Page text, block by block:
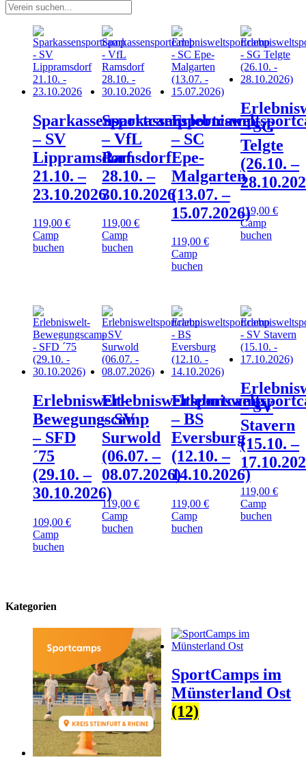
Sparkassensportcamp
– SV
Lippramsdorf
21.10. –
23.10.2026
119,00 €
Camp
buchen
Sparkassensportcamp
– VfL
Ramsdorf
28.10. –
30.10.2026
119,00€
Camp
buchen
– SC
Epe-
Malgarten
(13.07. –
15.07.2026)
119,00 €
Camp
buchen
– SG
Telgte
(26.10. –
119,00 €
Camp
buchen
Erlebniswelt-
Bewegungscamp
– SFD
´75
(29.10. –
30.10.2026)
109,00 €
Camp
buchen
Erlebnisweltsportcamp
– SV
Surwold
(06.07. –
08.07.2026)
119,00€
Camp
buchen
– BS
Eversburg
(12.10. –
14.10.2026)
119,00 €
Camp
buchen
– SV
Stavern
(15.10. –
119,00 €
Camp
buchen
Kategorien
SportCamps im
Münsterland Ost
(12)